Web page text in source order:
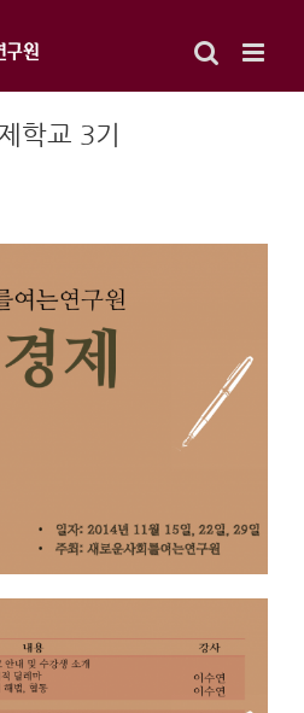
학교 3기